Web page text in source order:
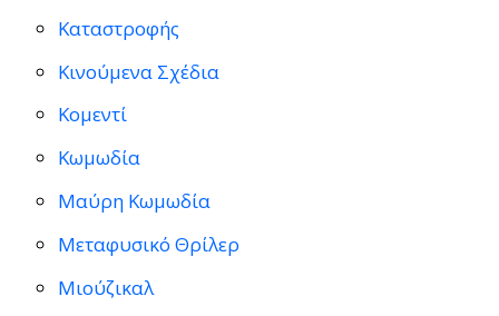
Καταστροφής
Κινούμενα Σχέδια
Κομεντί
Κωμωδία
Μαύρη Κωμωδία
Μεταφυσικό Θρίλερ
Μιούζικαλ